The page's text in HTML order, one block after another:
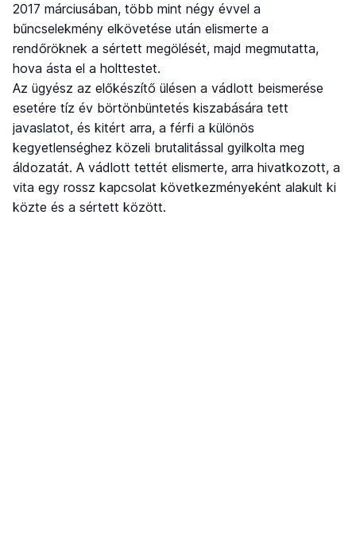
2017 márciusában, több mint négy évvel a
bűncselekmény elkövetése után elismerte a
rendőröknek a sértett megölését, majd megmutatta,
hova ásta el a holttestet.
Az ügyész az előkészítő ülésen a vádlott beismerése
esetére tíz év börtönbüntetés kiszabására tett
javaslatot, és kitért arra, a férfi a különös
kegyetlenséghez közeli brutalitással gyilkolta meg
áldozatát. A vádlott tettét elismerte, arra hivatkozott, a
vita egy rossz kapcsolat következményeként alakult ki
közte és a sértett között.